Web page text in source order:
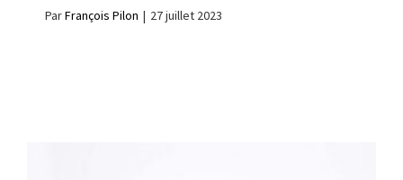
ParFrançois Pilon | 27 juillet 2023